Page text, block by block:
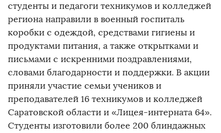
студенты и педагоги техникумов и колледжей
региона направили в военный госпиталь
коробки с одеждой, средствами гигиены и
продуктами питания, а также открытками и
письмами с искренними поздравлениями,
словами благодарности и поддержки. В акции
приняли участие семьи учеников и
преподавателей 16 техникумов и колледжей
Саратовской области и «Лицея-интерната 64».
Студенты изготовили более 200 блиндажных